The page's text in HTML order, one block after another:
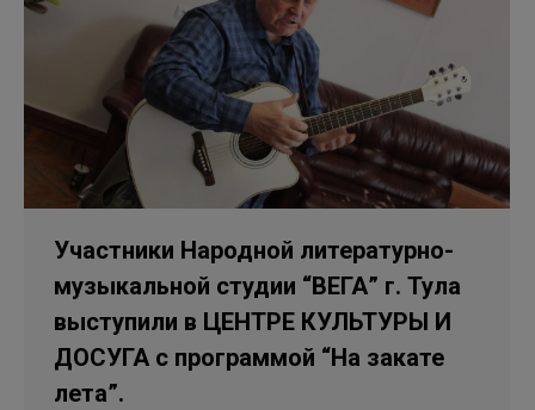
Участники Народной литературно-
музыкальной студии “ВЕГА” г. Тула
выступили в ЦЕНТРЕ КУЛЬТУРЫ И
ДОСУГА с программой “На закате
лета”.